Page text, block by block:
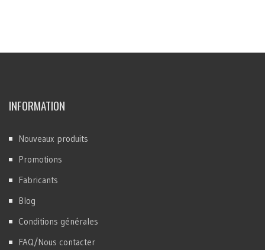
INFORMATION
Nouveaux produits
Promotions
Fabricants
Blog
Conditions générales
FAQ/Nous contacter